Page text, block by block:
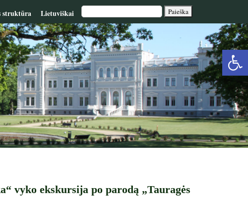
struktūra Lietuviškai
vyko ekskursija po parodą „Tauragės